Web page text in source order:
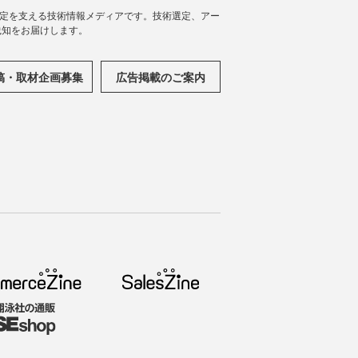
を支える技術情報メディアです。技術選定、アー
をお届けします。
・取材企画募集 広告掲載のご案内